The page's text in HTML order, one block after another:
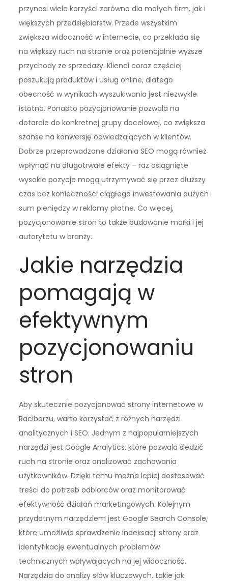
przynosi wiele korzyści zarówno dla małych firm, jak i
większych przedsiębiorstw. Przede wszystkim
zwiększa widoczność w internecie, co przekłada się
na większy ruch na stronie oraz potencjalnie wyższe
przychody ze sprzedaży. Klienci coraz częściej
poszukują produktów i usług online, dlatego
obecność w wynikach wyszukiwania jest niezwykle
istotna. Ponadto pozycjonowanie pozwala na
dotarcie do konkretnej grupy docelowej, co zwiększa
szanse na konwersję odwiedzających w klientów.
Dobrze przeprowadzone działania SEO mogą również
wpłynąć na długotrwałe efekty – raz osiągnięte
wysokie pozycje mogą utrzymywać się przez dłuższy
czas bez konieczności ciągłego inwestowania dużych
sum pieniędzy w reklamy płatne. Co więcej,
pozycjonowanie stron to także budowanie marki i jej
autorytetu w branży.
Jakie narzędzia
pomagają w
efektywnym
pozycjonowaniu
stron
Aby skutecznie pozycjonować strony internetowe w
Raciborzu, warto korzystać z różnych narzędzi
analitycznych i SEO. Jednym z najpopularniejszych
narzędzi jest Google Analytics, które pozwala śledzić
ruch na stronie oraz analizować zachowania
użytkowników. Dzięki temu można lepiej dostosować
treści do potrzeb odbiorców oraz monitorować
efektywność działań marketingowych. Kolejnym
przydatnym narzędziem jest Google Search Console,
które umożliwia sprawdzenie indeksacji strony oraz
identyfikację ewentualnych problemów
technicznych wpływających na jej widoczność.
Narzędzia do analizy słów kluczowych, takie jak